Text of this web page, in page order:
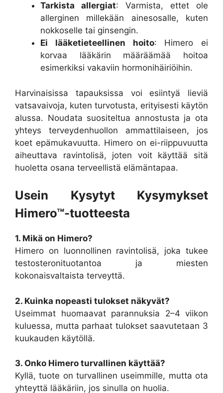
Tarkista allergiat: Varmista, ettet ole
allerginen millekään ainesosalle, kuten
nokkoselle tai ginsengin.
Ei lääketieteellinen hoito: Himero ei
korvaa lääkärin määräämää hoitoa
esimerkiksi vakaviin hormonihäiriöihin.
Harvinaisissa tapauksissa voi esiintyä lieviä
vatsavaivoja, kuten turvotusta, erityisesti käytön
alussa. Noudata suositeltua annostusta ja ota
yhteys terveydenhuollon ammattilaiseen, jos
koet epämukavuutta. Himero on ei-riippuvuutta
aiheuttava ravintolisä, joten voit käyttää sitä
huoletta osana terveellistä elämäntapaa.
Usein Kysytyt Kysymykset
Himero™-tuotteesta
1. Mikä on Himero?
Himero on luonnollinen ravintolisä, joka tukee
testosteronituotantoa ja miesten
kokonaisvaltaista terveyttä.
2. Kuinka nopeasti tulokset näkyvät?
Useimmat huomaavat parannuksia 2–4 viikon
kuluessa, mutta parhaat tulokset saavutetaan 3
kuukauden käytöllä.
3. Onko Himero turvallinen käyttää?
Kyllä, tuote on turvallinen useimmille, mutta ota
yhteyttä lääkäriin, jos sinulla on huolia.